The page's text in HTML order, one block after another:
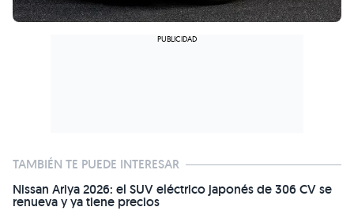
TAMBIÉN TE PUEDE INTERESAR
Nissan Ariya 2026: el SUV eléctrico japonés de 306 CV se
renueva y ya tiene precios